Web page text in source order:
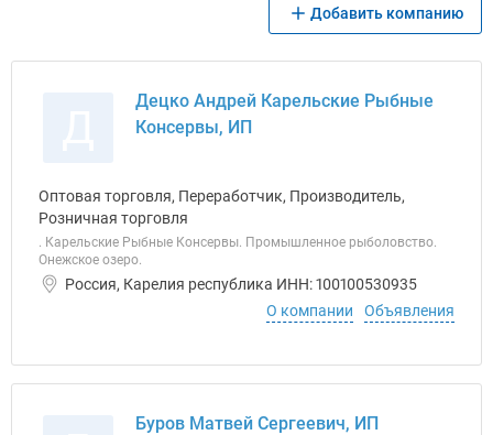
Добавить компанию
Децко Андрей Карельские Рыбные
Консервы, ИП
Оптовая торговля, Переработчик, Производитель,
Розничная торговля
. Карельские Рыбные Консервы. Промышленное рыболовство.
Онежское озеро.
Россия, Карелия республика ИНН: 100100530935
О компании
Объявления
Буров Матвей Сергеевич, ИП